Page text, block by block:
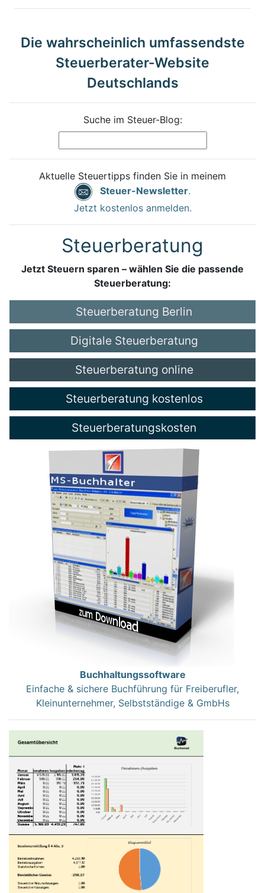
Die wahrscheinlich umfassendste
Steuerberater-Website
Deutschlands
Suche im Steuer-Blog:
Aktuelle Steuertipps finden Sie in meinem
Steuer-Newsletter.
Jetzt kostenlos anmelden.
Steuerberatung
Jetzt Steuern sparen – wählen Sie die passende
Steuerberatung:
Steuerberatung Berlin
Digitale Steuerberatung
Steuerberatung online
Steuerberatung kostenlos
Steuerberatungskosten
Buchhaltungssoftware
Einfache & sichere Buchführung für Freiberufler,
Kleinunternehmer, Selbstständige & GmbHs